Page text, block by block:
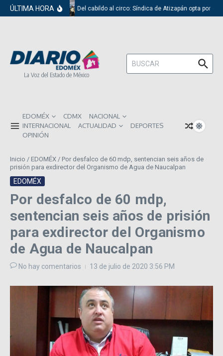
Saltar al contenido
ÚLTIMA HORA Del cabildo al circo: Síndica de Atizapán opta por el
La Voz del Estado de México
Buscar:
EDOMÉX CDMX
NACIONAL
INTERNACIONAL
ACTUALIDAD
DEPORTES
OPINIÓN
Inicio / EDOMÉX / Por desfalco de 60 mdp, sentencian seis años de
prisión para exdirector del Organismo de Agua de Naucalpan
EDOMÉX
Por desfalco de 60 mdp,
sentencian seis años de prisión
para exdirector del Organismo
de Agua de Naucalpan
No hay comentarios 13 de julio de 2020 3:56 PM